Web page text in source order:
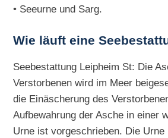
• Seeurne und Sarg.
Wie läuft eine
Seebestattung Leipheim St: Die
Verstorbenen wird im Meer
die Einäscherung des
Aufbewahrung der Asche in einer
Urne ist vorgeschrieben. Die Urne